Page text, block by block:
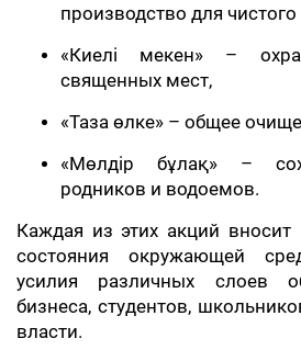
производство для чистого
«Киелі мекен» –
священных мест,
«Таза өлке» – общее
«Мөлдір бұлақ» –
родников и водоемов.
Каждая из этих акций
состояния окружающей
усилия различных слоев
бизнеса, студентов,
власти.